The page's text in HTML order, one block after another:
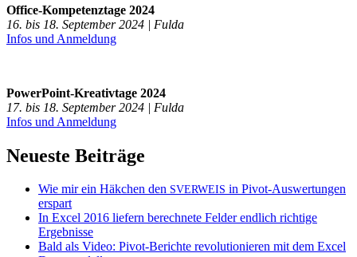
Office-Kompetenztage 2024
16. bis 18. September 2024 | Fulda
Infos und Anmeldung
PowerPoint-Kreativtage 2024
17. bis 18. September 2024 | Fulda
Infos und Anmeldung
Neueste Beiträge
Wie mir ein Häkchen den SVERWEIS in Pivot-Auswertungen
erspart
In Excel 2016 liefern berechnete Felder endlich richtige
Ergebnisse
Bald als Video: Pivot-Berichte revolutionieren mit dem Excel